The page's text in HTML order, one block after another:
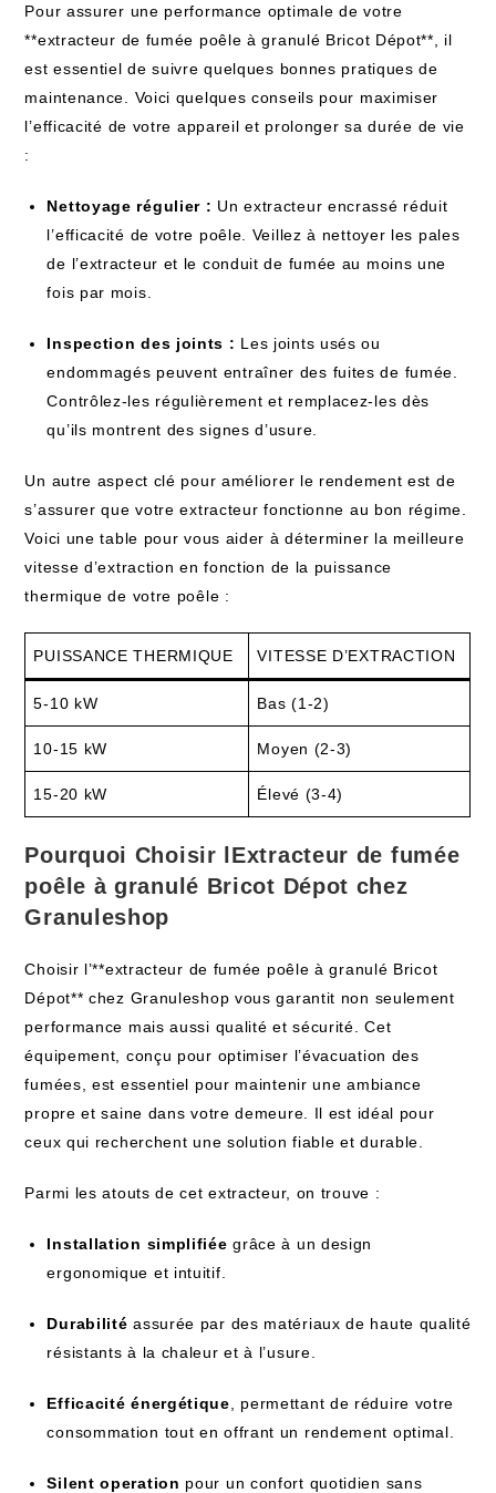
Pour assurer une performance optimale de votre
**extracteur de fumée poêle à granulé Bricot Dépot**, il
est essentiel de suivre quelques bonnes pratiques de
maintenance. Voici quelques conseils pour maximiser
l’efficacité de votre appareil et prolonger sa durée de vie
:
Nettoyage régulier : Un extracteur encrassé réduit
l’efficacité de votre poêle. Veillez à nettoyer les pales
de l’extracteur et le conduit de fumée au moins une
fois par mois.
Inspection des joints : Les joints usés ou
endommagés peuvent entraîner des fuites de fumée.
Contrôlez-les régulièrement et remplacez-les dès
qu’ils montrent des signes d’usure.
Un autre aspect clé pour améliorer le rendement est de
s’assurer que votre extracteur fonctionne au bon régime.
Voici une table pour vous aider à déterminer la meilleure
vitesse d’extraction en fonction de la puissance
thermique de votre poêle :
PUISSANCE THERMIQUE VITESSE D’EXTRACTION
5-10 kW Bas (1-2)
10-15 kW Moyen (2-3)
15-20 kW Élevé (3-4)
Pourquoi Choisir lExtracteur de fumée
poêle à granulé Bricot Dépot chez
Granuleshop
Choisir l’**extracteur de fumée poêle à granulé Bricot
Dépot** chez Granuleshop vous garantit non seulement
performance mais aussi qualité et sécurité. Cet
équipement, conçu pour optimiser l’évacuation des
fumées, est essentiel pour maintenir une ambiance
propre et saine dans votre demeure. Il est idéal pour
ceux qui recherchent une solution fiable et durable.
Parmi les atouts de cet extracteur, on trouve :
Installation simplifiée grâce à un design
ergonomique et intuitif.
Durabilité assurée par des matériaux de haute qualité
résistants à la chaleur et à l’usure.
Efficacité énergétique , permettant de réduire votre
consommation tout en offrant un rendement optimal.
Silent operation pour un confort quotidien sans